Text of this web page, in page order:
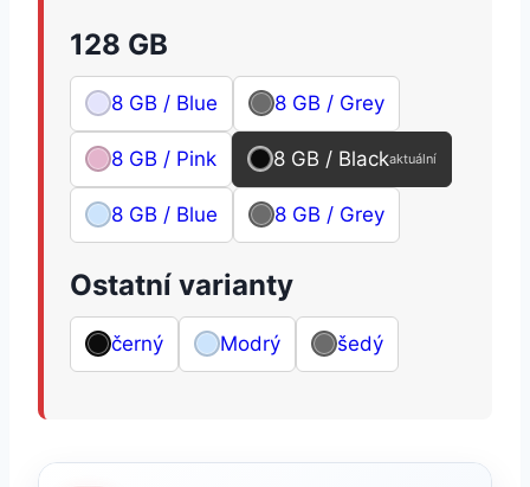
128 GB
8 GB / Blue 8 GB / Grey
8 GB / Pink 8 GB / Blackaktuální
8 GB / Blue 8 GB / Grey
Ostatní varianty
černý Modrý šedý